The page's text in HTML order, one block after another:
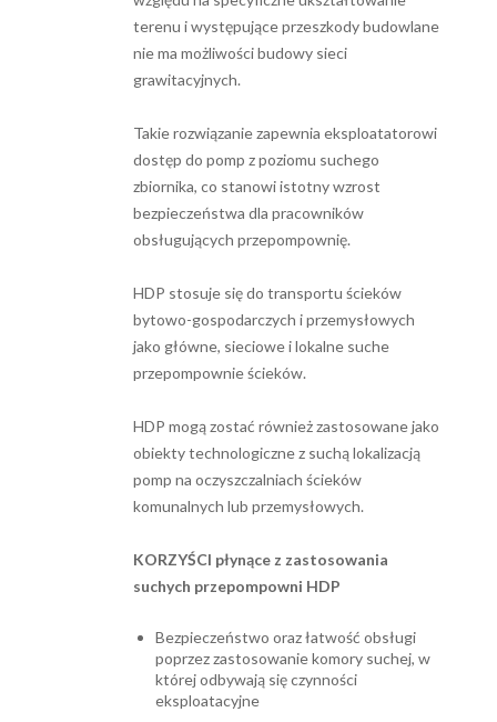
terenu i występujące przeszkody budowlane
nie ma możliwości budowy sieci
grawitacyjnych.
Takie rozwiązanie zapewnia eksploatatorowi
dostęp do pomp z poziomu suchego
zbiornika, co stanowi istotny wzrost
bezpieczeństwa dla pracowników
obsługujących przepompownię.
HDP stosuje się do transportu ścieków
bytowo-gospodarczych i prze­mysłowych
jako główne, sieciowe i lokalne suche
przepompownie ścieków.
HDP mogą zostać również zastosowane jako
obiekty technologiczne z suchą lokalizacją
pomp na oczyszczalniach ścieków
komunalnych lub przemysłowych.
KORZYŚCI płynące z zastosowania
suchych przepompowni HDP
Bezpieczeństwo oraz łatwość obsługi
poprzez zastosowanie komory suchej, w
której odbywają się czynności
eksploatacyjne